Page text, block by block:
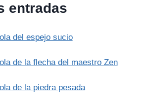
entradas
del espejo sucio
de la flecha del maestro Zen
de la piedra pesada